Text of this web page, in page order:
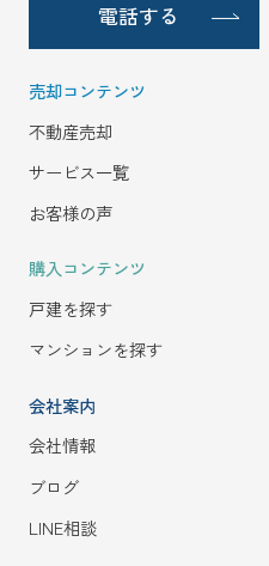
電話する
売却コンテンツ
不動産売却
サービス一覧
お客様の声
購入コンテンツ
戸建を探す
マンションを探す
会社案内
会社情報
ブログ
LINE相談